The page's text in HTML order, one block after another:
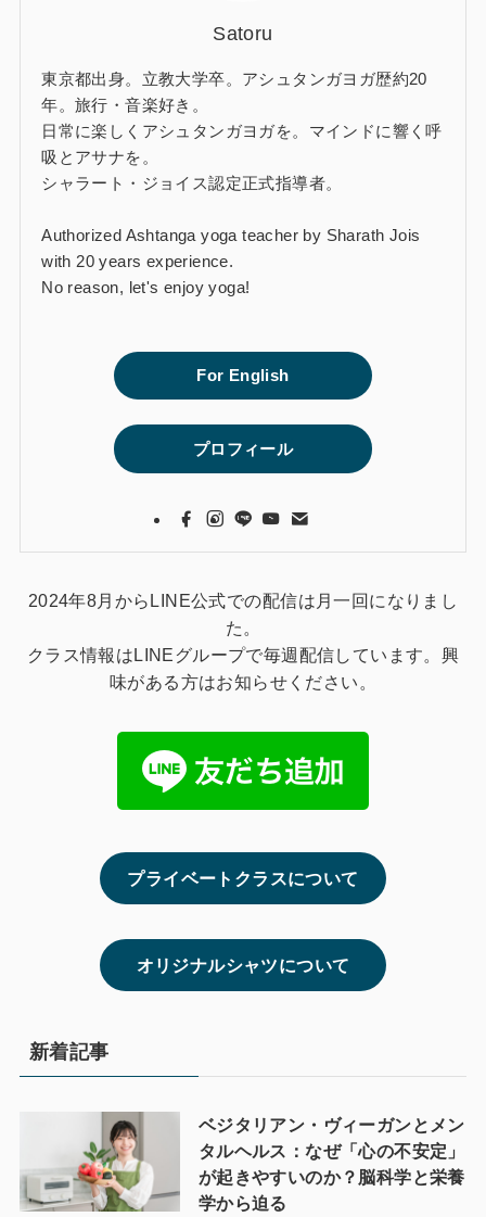
Satoru
東京都出身。立教大学卒。アシュタンガヨガ歴約20
年。旅行・音楽好き。
日常に楽しくアシュタンガヨガを。マインドに響く呼
吸とアサナを。
シャラート・ジョイス認定正式指導者。
Authorized Ashtanga yoga teacher by Sharath Jois
with 20 years experience.
No reason, let's enjoy yoga!
For English
プロフィール
2024年8月からLINE公式での配信は月一回になりまし
た。
クラス情報はLINEグループで毎週配信しています。興
味がある方はお知らせください。
プライベートクラスについて
オリジナルシャツについて
新着記事
ベジタリアン・ヴィーガンとメン
タルヘルス：なぜ「心の不安定」
が起きやすいのか？脳科学と栄養
学から迫る